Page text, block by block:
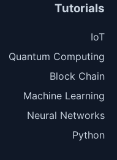
Tutorials
IoT
Quantum Computing
Block Chain
Machine Learning
Neural Networks
Python